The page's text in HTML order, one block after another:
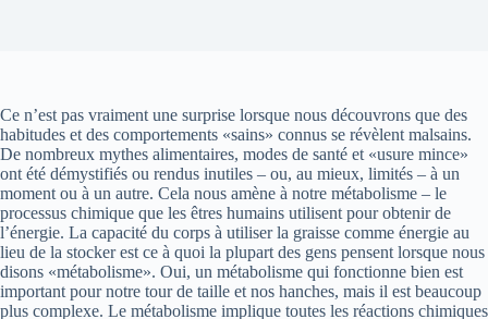
Ce n’est pas vraiment une surprise lorsque nous découvrons que des
habitudes et des comportements «sains» connus se révèlent malsains.
De nombreux mythes alimentaires, modes de santé et «usure mince»
ont été démystifiés ou rendus inutiles – ou, au mieux, limités – à un
moment ou à un autre. Cela nous amène à notre métabolisme – le
processus chimique que les êtres humains utilisent pour obtenir de
l’énergie. La capacité du corps à utiliser la graisse comme énergie au
lieu de la stocker est ce à quoi la plupart des gens pensent lorsque nous
disons «métabolisme». Oui, un métabolisme qui fonctionne bien est
important pour notre tour de taille et nos hanches, mais il est beaucoup
plus complexe. Le métabolisme implique toutes les réactions chimiques